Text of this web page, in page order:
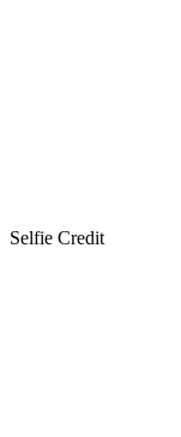
Selfie Credit